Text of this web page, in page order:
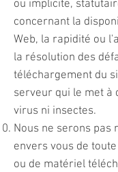
ou implicite,
concernant la
Web, la rapidité ou
la résolution des
téléchargement du
serveur qui le met à
virus ni insectes.
Nous ne serons pas
envers vous de
ou de matériel